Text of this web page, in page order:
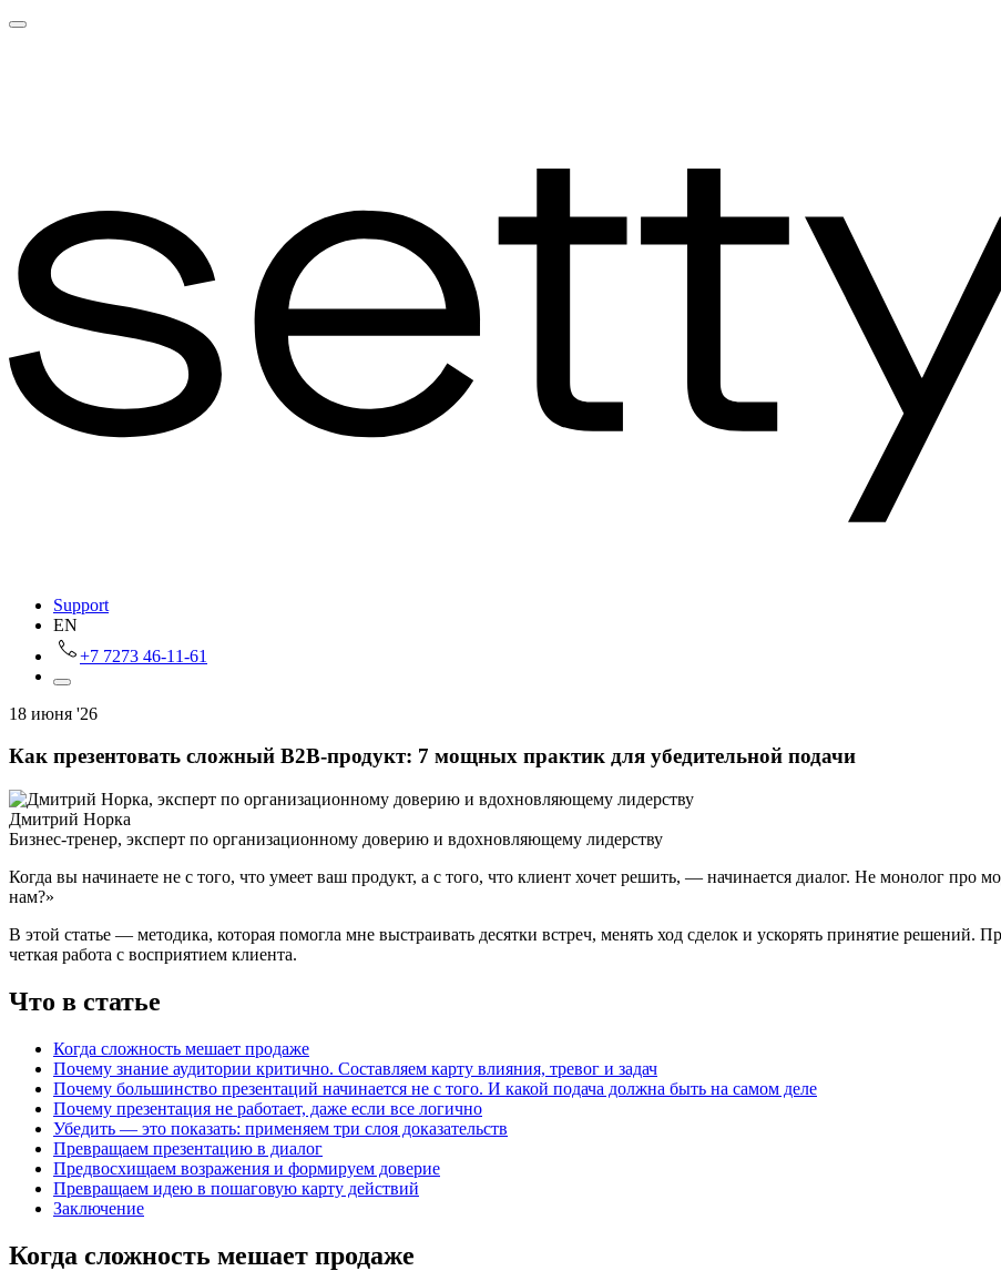
Support
EN
+7 7273 46-11-61
18 июня '26
Как презентовать сложный B2B‑продукт: 7 мощных практик для убедительной подачи
Дмитрий Норка
Бизнес‐тренер, эксперт по организационному доверию и вдохновляющему лидерству
Когда вы начинаете не с того, что умеет ваш продукт, а с того, что клиент хочет решить, — начинается диалог. Не монолог про
нам?»
В этой статье — методика, которая помогла мне выстраивать десятки встреч, менять ход сделок и ускорять принятие решений.
четкая работа с восприятием клиента.
Что в статье
Когда сложность мешает продаже
Почему знание аудитории критично. Составляем карту влияния, тревог и задач
Почему большинство презентаций начинается не с того. И какой подача должна быть на самом деле
Почему презентация не работает, даже если все логично
Убедить — это показать: применяем три слоя доказательств
Превращаем презентацию в диалог
Предвосхищаем возражения и формируем доверие
Превращаем идею в пошаговую карту действий
Заключение
Когда сложность мешает продаже